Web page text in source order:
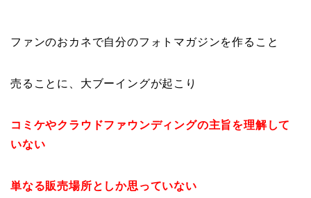
ファンのおカネで自分のフォトマガジンを作ること
売ることに、大ブーイングが起こり
コミケやクラウドファウンディングの主旨を理解して
いない
単なる販売場所としか思っていない